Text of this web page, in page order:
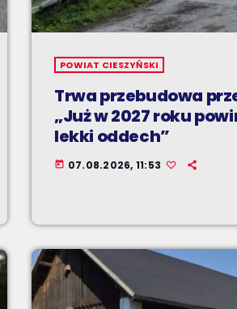
POWIAT CIESZYŃSKI
Trwa przebudowa
„Już w 2027 roku
lekki oddech”
today 07.08.2026, 11:53